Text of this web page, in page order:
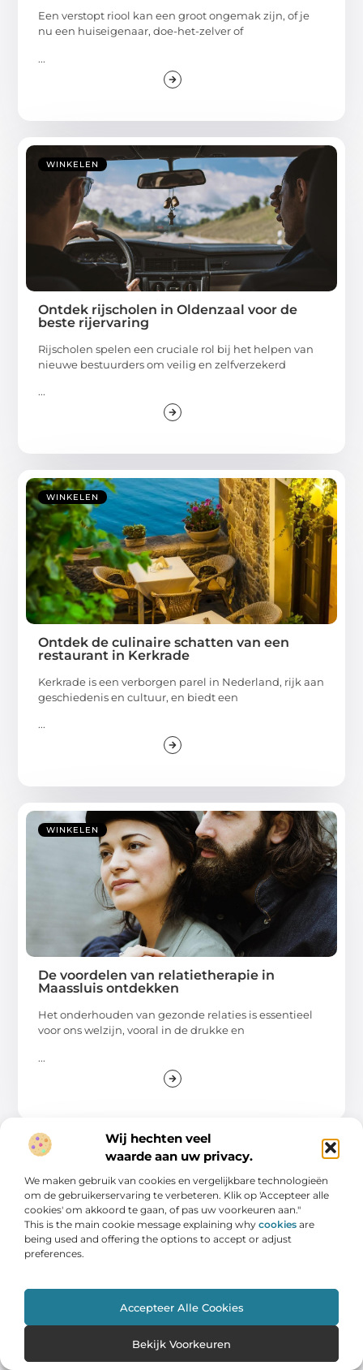
Wij hechten veel
waarde aan uw privacy.
We maken gebruik van cookies en vergelijkbare technologieën
om de gebruikerservaring te verbeteren. Klik op 'Accepteer alle
cookies' om akkoord te gaan, of pas uw voorkeuren aan."
This is the main cookie message explaining why cookies are
being used and offering the options to accept or adjust
preferences.
Accepteer Alle Cookies
Bekijk Voorkeuren
Een verstopt riool kan een groot ongemak zijn, of je
nu een huiseigenaar, doe-het-zelver of
...
WINKELEN
Ontdek rijscholen in Oldenzaal voor de
beste rijervaring
Rijscholen spelen een cruciale rol bij het helpen van
nieuwe bestuurders om veilig en zelfverzekerd
...
WINKELEN
Ontdek de culinaire schatten van een
restaurant in Kerkrade
Kerkrade is een verborgen parel in Nederland, rijk aan
geschiedenis en cultuur, en biedt een
...
WINKELEN
De voordelen van relatietherapie in
Maassluis ontdekken
Het onderhouden van gezonde relaties is essentieel
voor ons welzijn, vooral in de drukke en
...
Ontdek de kracht van een reclamebureau
Marketing is een essentieel onderdeel van elk
succesvol bedrijf. In een digitale wereld waar